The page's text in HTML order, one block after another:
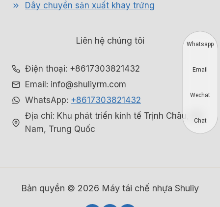
Dây chuyền sản xuất khay trứng
Liên hệ chúng tôi
Điện thoại: +8617303821432
Email: info@shuliyrm.com
WhatsApp: +8617303821432
Địa chỉ: Khu phát triển kinh tế Trịnh Châu, Hà
Nam, Trung Quốc
Bản quyền © 2026 Máy tái chế nhựa Shuliy
Whatsapp
Email
Wechat
Chat